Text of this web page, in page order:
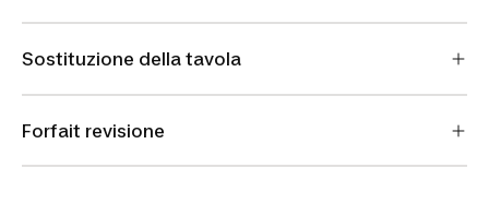
Sostituzione della tavola
Forfait revisione